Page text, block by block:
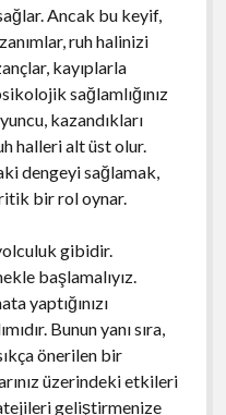
Ancak bu keyif,
ruh halinizi
kayıplarla
sağlamlığınız
kazandıkları
halleri alt üst olur.
dengeyi sağlamak,
bir rol oynar.
gibidir.
başlamalıyız.
yaptığınızı
Bunun yanı sıra,
önerilen bir
üzerindeki etkileri
geliştirmenize